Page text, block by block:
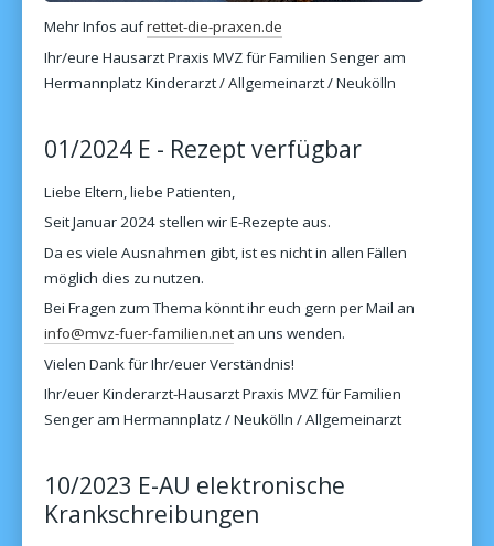
Mehr Infos aufrettet-die-praxen.de
Ihr/eure Hausarzt Praxis MVZ für Familien Senger am
Hermannplatz Kinderarzt / Allgemeinarzt / Neukölln
01/2024 E - Rezept verfügbar
Liebe Eltern, liebe Patienten,
Seit Januar 2024 stellen wir E-Rezepte aus.
Da es viele Ausnahmen gibt, ist es nicht in allen Fällen
möglich dies zu nutzen.
Bei Fragen zum Thema könnt ihr euch gern per Mail an
info@mvz-fuer-familien.net an uns wenden.
Vielen Dank für Ihr/euer Verständnis!
Ihr/euer Kinderarzt-Hausarzt Praxis MVZ für Familien
Senger am Hermannplatz / Neukölln / Allgemeinarzt
10/2023 E-AU elektronische
Krankschreibungen